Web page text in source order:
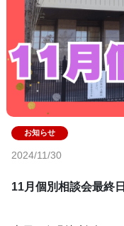
2024/11/30
11月個別相談会最終日